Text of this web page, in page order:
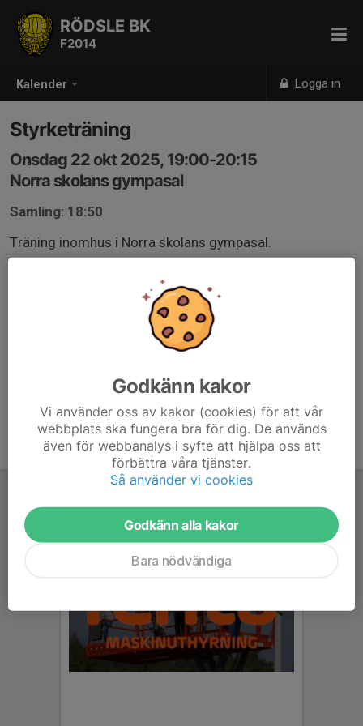
Kalender Logga in
RÖDSLE BK
F2014
Styrketräning
Onsdag 22 okt 2025, 19:00-20:15
Norra skolans gympasal
Samling: 18:50
Träning inomhus i Norra skolans gympasal.
Godkänn kakor
Vi använder oss av kakor (cookies) för att vår
webbplats ska fungera bra för dig. De används
även för webbanalys i syfte att hjälpa oss att
förbättra våra tjänster.
Så använder vi cookies
Godkänn alla kakor
Bara nödvändiga